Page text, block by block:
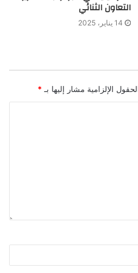
التعاون الثنائي
14 يناير، 2025
الإلزامية مشار إليها بـ *